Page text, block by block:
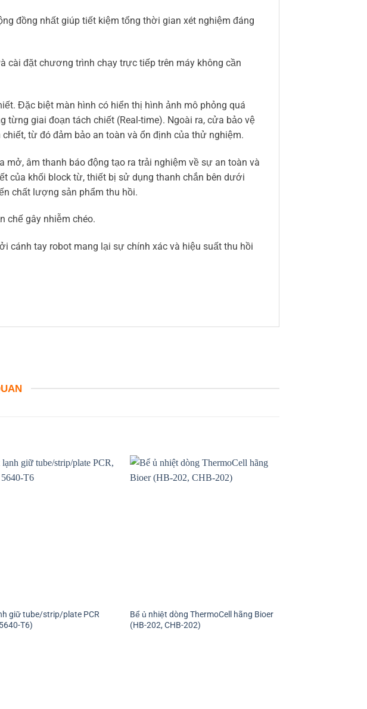
đồng nhất giúp tiết kiệm tổng thời gian xét nghiệm đáng
cài đặt chương trình chạy trực tiếp trên máy không cần
Đặc biệt màn hình có hiển thị hình ảnh mô phỏng quá
giai đoạn tách chiết (Real-time). Ngoài ra, cửa bảo vệ
từ đó đảm bảo an toàn và ổn định của thử nghiệm.
âm thanh báo động tạo ra trải nghiệm về sự an toàn và
của khối block từ, thiết bị sử dụng thanh chắn bên dưới
chất lượng sản phẩm thu hồi.
chế gây nhiễm chéo.
cánh tay robot mang lại sự chính xác và hiệu suất thu hồi
giữ tube/strip/plate PCR
T6)
Bể ủ nhiệt dòng ThermoCell hãng Bioer
(HB-202, CHB-202)